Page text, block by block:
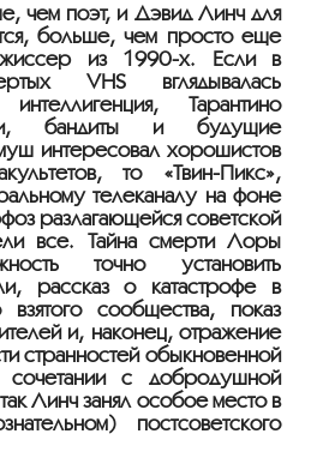
чем поэт, и Дэвид Линч для
больше, чем просто еще
из 1990-х. Если в
VHS вглядывалась
интеллигенция, Тарантино
бандиты и будущие
интересовал хорошистов
то «Твин-Пикс»,
телеканалу на фоне
разлагающейся советской
все. Тайна смерти Лоры
точно установить
рассказ о катастрофе в
взятого сообщества, показ
и, наконец, отражение
странностей обыкновенной
с добродушной
Линч занял особое место в
постсоветского